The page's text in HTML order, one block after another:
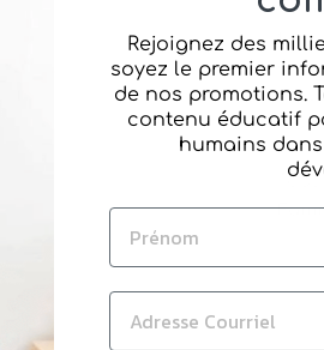
leur
Rejoignez des
soyez le premier
de nos promotions.
contenu éducatif
humains